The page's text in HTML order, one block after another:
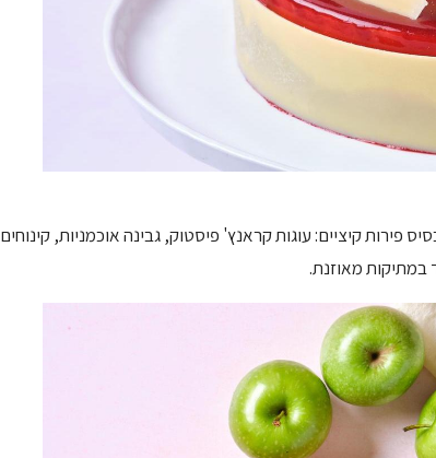
פירות קיציים: עוגות קראנץ' פיסטוק, גבינה אוכמניות, קינוחים
במתיקות מאוזנת.